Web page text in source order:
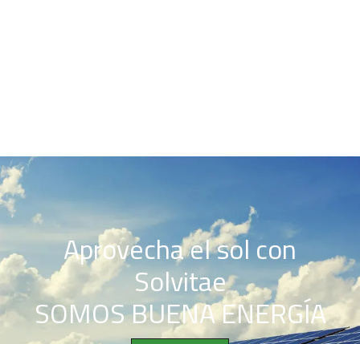
Aprovecha el sol con
Solvitae
SOMOS BUENA ENERGÍA